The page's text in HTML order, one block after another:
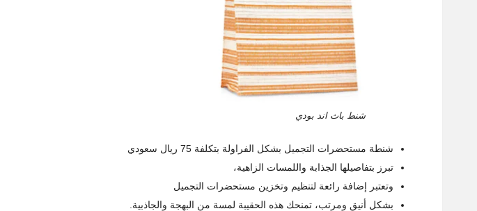
شنط باث اند بودي
شنطة مستحضرات التجميل بشكل الفراولة بتكلفة 75 ريال سعودي
تبرز بتفاصيلها الجذابة واللمسات الزاهية،
وتعتبر إضافة رائعة لتنظيم وتخزين مستحضرات التجميل
بشكل أنيق ومرتب، تمنحك هذه الحقيبة لمسة من البهجة والجاذبية.